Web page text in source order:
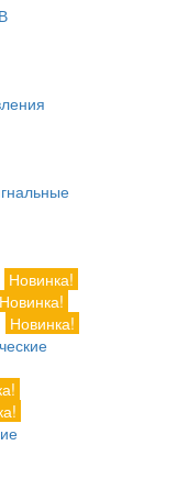
Новинка!
Новинка!
Новинка!